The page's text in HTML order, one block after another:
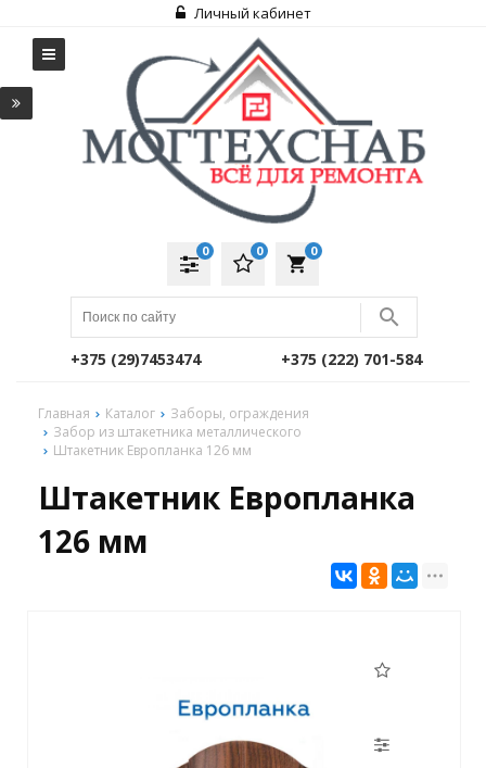
Личный кабинет
local_grocery_store
0
0
0
+375 (29)7453474 +375 (222) 701-584
Главная Каталог
Заборы, ограждения
Забор из штакетника металлического
Штакетник Европланка 126 мм
Штакетник Европланка
126 мм